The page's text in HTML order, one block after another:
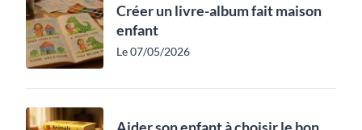
Créer un livre-album fait maison
enfant
Le 07/05/2026